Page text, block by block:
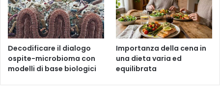
Decodificare il dialogo
ospite-microbioma con
modelli di base biologici
Importanza della cena in
una dieta varia ed
equilibrata